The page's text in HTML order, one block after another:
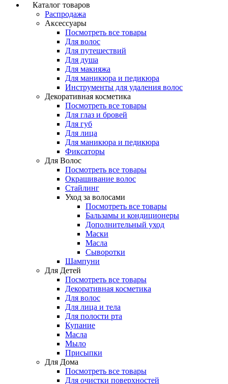
Каталог товаров
Распродажа
Аксессуары
Посмотреть все товары
Для волос
Для путешествий
Для душа
Для макияжа
Для маникюра и педикюра
Инструменты для удаления волос
Декоративная косметика
Посмотреть все товары
Для глаз и бровей
Для губ
Для лица
Для маникюра и педикюра
Фиксаторы
Для Волос
Посмотреть все товары
Окрашивание волос
Стайлинг
Уход за волосами
Посмотреть все товары
Бальзамы и кондиционеры
Дополнительный уход
Маски
Масла
Сыворотки
Шампуни
Для Детей
Посмотреть все товары
Декоративная косметика
Для волос
Для лица и тела
Для полости рта
Купание
Масла
Мыло
Присыпки
Для Дома
Посмотреть все товары
Для очистки поверхностей